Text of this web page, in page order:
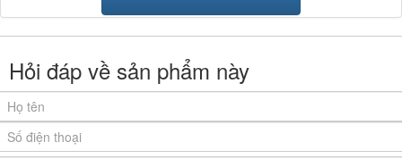
Hỏi đáp về sản phẩm này